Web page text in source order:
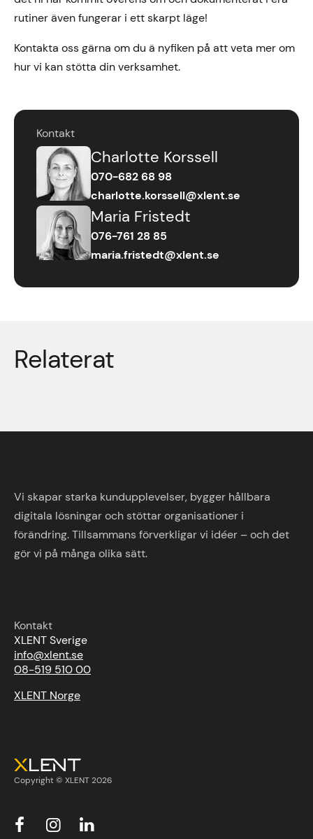
rutiner även fungerar i ett skarpt läge!
Kontakta oss gärna om du ä nyfiken på att veta mer om
hur vi kan stötta din verksamhet.
Kontakt
Charlotte Korssell
070-682 68 98
charlotte.korssell@xlent.se
Maria Fristedt
076-761 28 85
maria.fristedt@xlent.se
Relaterat
Vi skapar starka kundupplevelser, bygger hållbara
digitala lösningar och stöttar organisationer i
förändring. Tillsammans förverkligar vi idéer – och det
gör vi på många olika sätt.
Kontakt
XLENT Sverige
info@xlent.se
08-519 510 00
XLENT Norge
Copyright © XLENT 2026